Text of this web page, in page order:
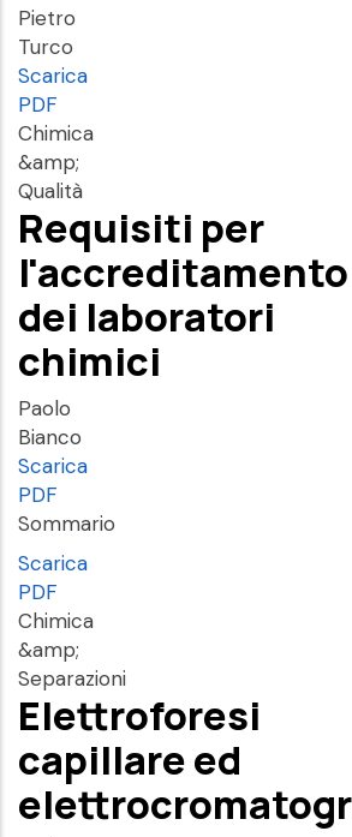
Pietro
Turco
Scarica
PDF
Chimica
&amp;
Qualità
Requisiti per
l'accreditamento
dei laboratori
chimici
Paolo
Bianco
Scarica
PDF
Sommario
Scarica
PDF
Chimica
&amp;
Separazioni
Elettroforesi
capillare ed